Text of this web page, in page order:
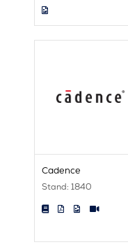
Cadence
Stand: 1840